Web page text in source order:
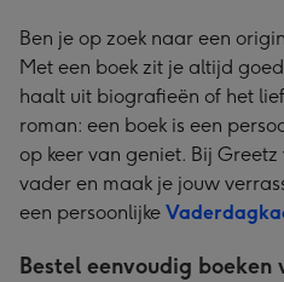
Ben je op zoek naar een
Met een boek zit je altijd
haalt uit biografieën of het
roman: een boek is een
op keer van geniet. Bij
vader en maak je jouw
een persoonlijke
Bestel eenvoudig